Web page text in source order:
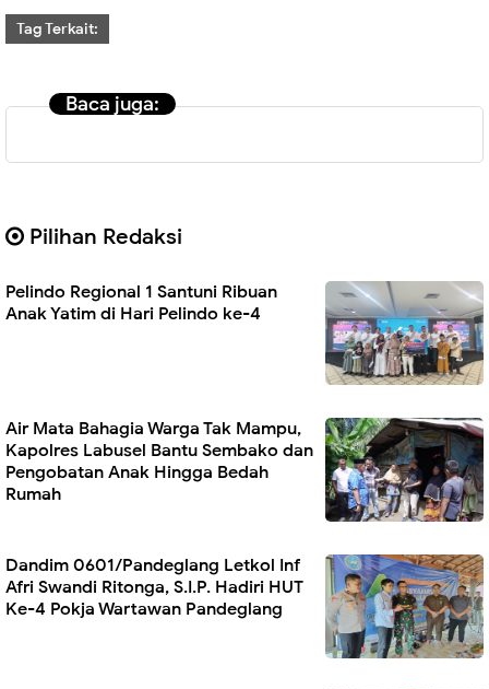
Tag Terkait:
Baca juga:
Pilihan Redaksi
Pelindo Regional 1 Santuni Ribuan
Anak Yatim di Hari Pelindo ke-4
Air Mata Bahagia Warga Tak Mampu,
Kapolres Labusel Bantu Sembako dan
Pengobatan Anak Hingga Bedah
Rumah
Dandim 0601/Pandeglang Letkol Inf
Afri Swandi Ritonga, S.I.P. Hadiri HUT
Ke-4 Pokja Wartawan Pandeglang